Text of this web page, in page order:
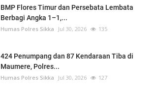
BMP Flores Timur dan Persebata Lembata
Berbagi Angka 1–1,...
Humas Polres Sikka Jul 30, 2026 135
424 Penumpang dan 87 Kendaraan Tiba di
Maumere, Polres...
Humas Polres Sikka Jul 30, 2026 127